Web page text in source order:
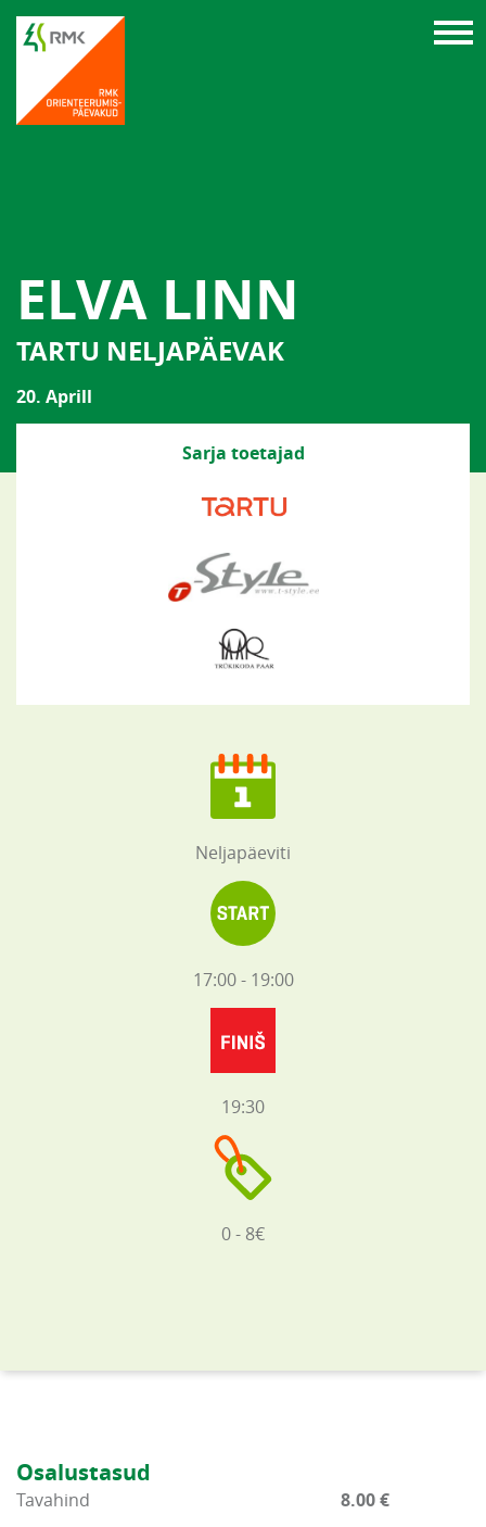
ELVA LINN
TARTU NELJAPÄEVAK
20. Aprill
Sarja toetajad
Neljapäeviti
17:00 - 19:00
19:30
0 - 8€
Osalustasud
Tavahind
8.00 €